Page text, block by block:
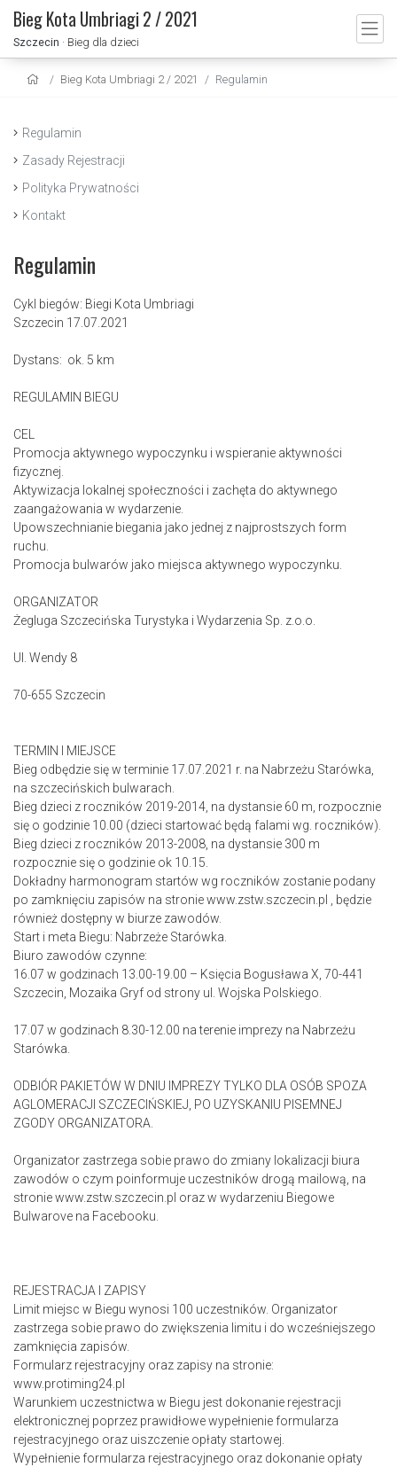
Bieg Kota Umbriagi 2 / 2021
Szczecin · Bieg dla dzieci
Bieg Kota Umbriagi 2 / 2021 Regulamin
Regulamin
Zasady Rejestracji
Polityka Prywatności
Kontakt
Regulamin
Cykl biegów: Biegi Kota Umbriagi
Szczecin 17.07.2021
Dystans: ok. 5 km
REGULAMIN BIEGU
CEL
Promocja aktywnego wypoczynku i wspieranie aktywności
fizycznej.
Aktywizacja lokalnej społeczności i zachęta do aktywnego
zaangażowania w wydarzenie.
Upowszechnianie biegania jako jednej z najprostszych form
ruchu.
Promocja bulwarów jako miejsca aktywnego wypoczynku.
ORGANIZATOR
Żegluga Szczecińska Turystyka i Wydarzenia Sp. z.o.o.
Ul. Wendy 8
70-655 Szczecin
TERMIN I MIEJSCE
Bieg odbędzie się w terminie 17.07.2021 r. na Nabrzeżu Starówka,
na szczecińskich bulwarach.
Bieg dzieci z roczników 2019-2014, na dystansie 60 m, rozpocznie
się o godzinie 10.00 (dzieci startować będą falami wg. roczników).
Bieg dzieci z roczników 2013-2008, na dystansie 300 m
rozpocznie się o godzinie ok 10.15.
Dokładny harmonogram startów wg roczników zostanie podany
po zamknięciu zapisów na stronie www.zstw.szczecin.pl , będzie
również dostępny w biurze zawodów.
Start i meta Biegu: Nabrzeże Starówka.
Biuro zawodów czynne:
16.07 w godzinach 13.00-19.00 – Księcia Bogusława X, 70-441
Szczecin, Mozaika Gryf od strony ul. Wojska Polskiego.
17.07 w godzinach 8.30-12.00 na terenie imprezy na Nabrzeżu
Starówka.
ODBIÓR PAKIETÓW W DNIU IMPREZY TYLKO DLA OSÓB SPOZA
AGLOMERACJI SZCZECIŃSKIEJ, PO UZYSKANIU PISEMNEJ
ZGODY ORGANIZATORA.
Organizator zastrzega sobie prawo do zmiany lokalizacji biura
zawodów o czym poinformuje uczestników drogą mailową, na
stronie www.zstw.szczecin.pl oraz w wydarzeniu Biegowe
Bulwarove na Facebooku.
REJESTRACJA I ZAPISY
Limit miejsc w Biegu wynosi 100 uczestników. Organizator
zastrzega sobie prawo do zwiększenia limitu i do wcześniejszego
zamknięcia zapisów.
Formularz rejestracyjny oraz zapisy na stronie:
www.protiming24.pl
Warunkiem uczestnictwa w Biegu jest dokonanie rejestracji
elektronicznej poprzez prawidłowe wypełnienie formularza
rejestracyjnego oraz uiszczenie opłaty startowej.
Wypełnienie formularza rejestracyjnego oraz dokonanie opłaty